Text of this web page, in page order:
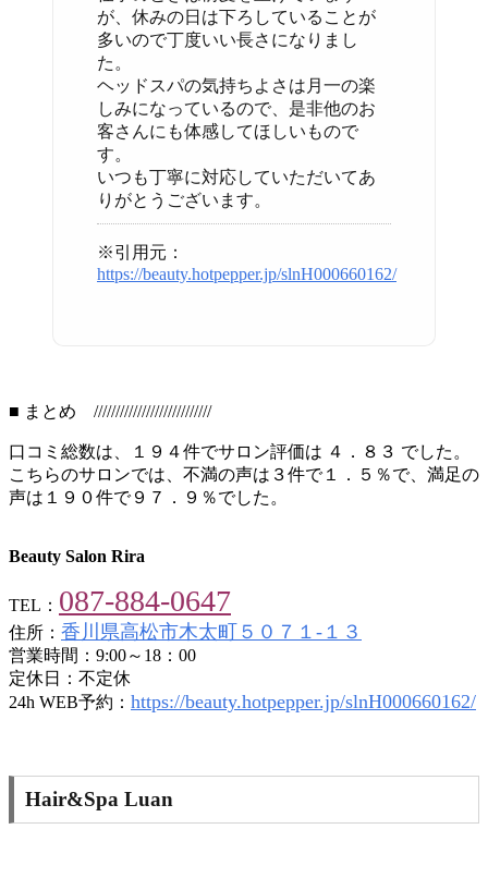
が、休みの日は下ろしていることが
多いので丁度いい長さになりまし
た。
ヘッドスパの気持ちよさは月一の楽
しみになっているので、是非他のお
客さんにも体感してほしいもので
す。
いつも丁寧に対応していただいてあ
りがとうございます。
※引用元：
https://beauty.hotpepper.jp/slnH000660162/
■ まとめ ///////////////////////////
口コミ総数は、１９４件でサロン評価は ４．８３ でした。
こちらのサロンでは、不満の声は３件で１．５％で、満足の
声は１９０件で９７．９％でした。
Beauty Salon Rira
TEL： 087-884-0647
住所： 香川県高松市木太町５０７１-１３
営業時間：9:00～18：00
定休日：不定休
24h WEB予約： https://beauty.hotpepper.jp/slnH000660162/
Hair&Spa Luan